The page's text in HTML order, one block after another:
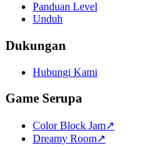
Panduan Level
Unduh
Dukungan
Hubungi Kami
Game Serupa
Color Block Jam↗️
Dreamy Room↗️